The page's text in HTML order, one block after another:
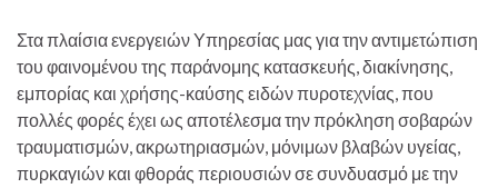
Στα πλαίσια ενεργειών Υπηρεσίας μας για την αντιμετώπιση
του φαινομένου της παράνομης κατασκευής, διακίνησης,
εμπορίας και χρήσης-καύσης ειδών πυροτεχνίας, που
πολλές φορές έχει ως αποτέλεσμα την πρόκληση σοβαρών
τραυματισμών, ακρωτηριασμών, μόνιμων βλαβών υγείας,
πυρκαγιών και φθοράς περιουσιών σε συνδυασμό με την